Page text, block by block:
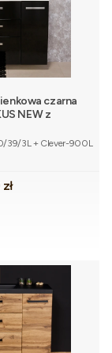
czarna
NEW z
39/3L + Clever-900L